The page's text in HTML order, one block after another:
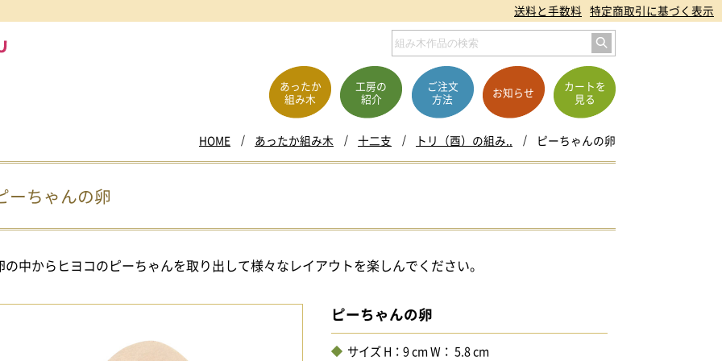
送料と手数料 特定商取引に基づく表示
あったか
組み木
工房の
紹介
ご注文
方法
お知らせ
カートを
見る
HOME あったか組み木 十二支 トリ（酉）の組み.. ピーちゃんの卵
ーちゃんの卵
の中からヒヨコのピーちゃんを取り出して様々なレイアウトを楽しんでください。
ピーちゃんの卵
サイズ H：9 cm W： 5.8 cm